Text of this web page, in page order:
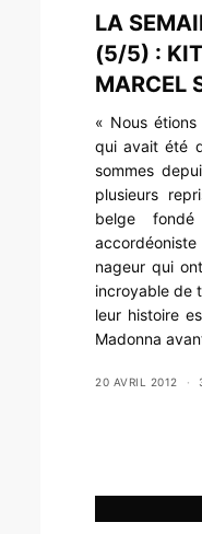
LA
(5/5) :
MARCEL
« Nous
qui avait été
sommes
plusieurs
belge
nageur qui
incroyable de
leur histoire
Madonna
20 AVRIL 2012